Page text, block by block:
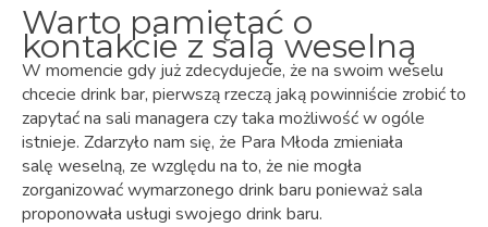
Warto pamiętać o
kontakcie z salą weselną
W momencie gdy już zdecydujecie, że na swoim weselu
chcecie drink bar, pierwszą rzeczą jaką powinniście zrobić to
zapytać na sali managera czy taka możliwość w ogóle
istnieje. Zdarzyło nam się, że Para Młoda zmieniała
salę weselną, ze względu na to, że nie mogła
zorganizować wymarzonego drink baru ponieważ sala
proponowała usługi swojego drink baru.